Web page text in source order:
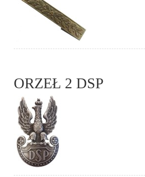
ORZEŁ 2 DSP